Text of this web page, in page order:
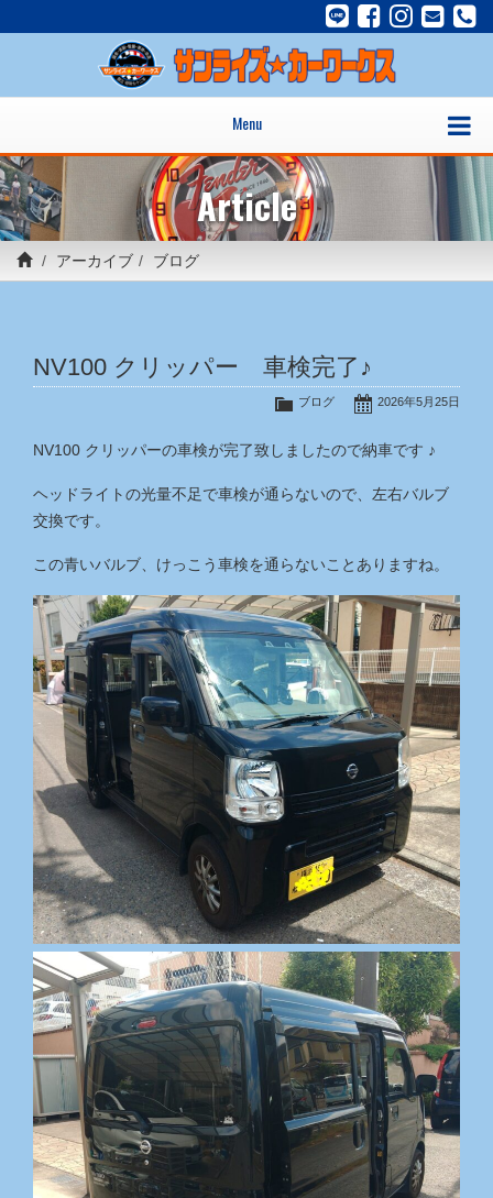
Menu
Article
アーカイブ ブログ
NV100 クリッパー 車検完了♪
2026年5月25日
ブログ
NV100 クリッパーの車検が完了致しましたので納車です ♪
ヘッドライトの光量不足で車検が通らないので、左右バルブ
交換です。
この青いバルブ、けっこう車検を通らないことありますね。